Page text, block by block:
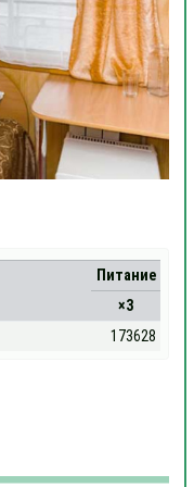
Питание
×3
173628